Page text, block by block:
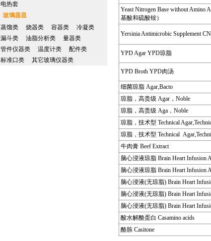
电热套
玻璃器皿
蒸馏类
烧器类 容器类
冷凝类
漏斗类
油脂分析类
量器类
管件仪器类
温度计类
配件类
标准口类
其它玻璃仪器类
Yeast Nitrogen Base without
基酸和硫酸铵）
Yersinia Antimicrobic Supplement
YPD Agar YPD琼脂
YPD Broth YPD肉汤
细菌琼脂 Agar,Bacto
琼脂，高贵级 Agar，Noble
琼脂，高贵级 Aga，Noble
琼脂，技术型 Technical
琼脂，技术型 Technical
牛肉膏 Beef Extract
脑心浸液琼脂 Brain Heart Infusion
脑心浸液琼脂 Brain Heart Infusion
脑心浸液(无琼脂) Brain Heart
脑心浸液(无琼脂) Brain Heart
脑心浸液(无琼脂) Brain Heart
酸水解酪蛋白 Casamino acids
酪胨 Casitone